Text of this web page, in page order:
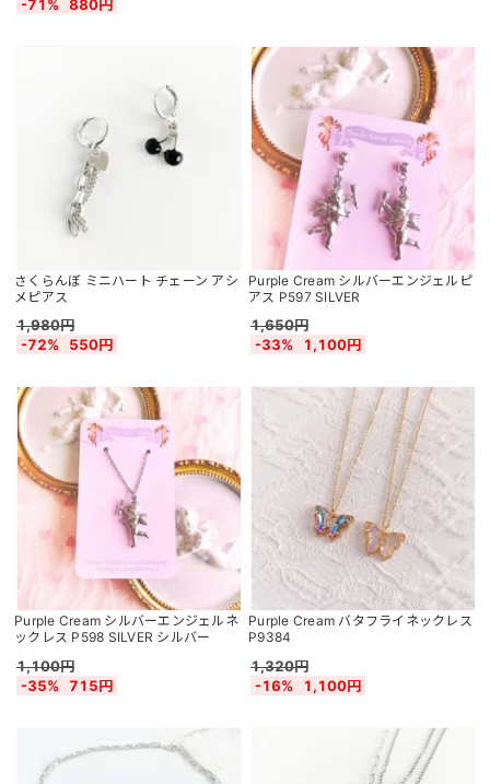
-71%
880円
さくらんぼ ミニハート チェーン アシ
メピアス
1,980円
-72%
550円
Purple Cream シルバーエンジェルピ
アス P597 SILVER
1,650円
-33%
1,100円
Purple Cream シルバーエンジェルネ
ックレス P598 SILVER シルバー
1,100円
-35%
715円
Purple Cream バタフライネックレス
P9384
1,320円
-16%
1,100円